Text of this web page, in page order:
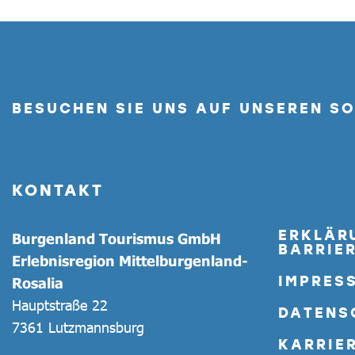
BESUCHEN SIE UNS AUF UNSEREN
KONTAKT
Burgenland Tourismus GmbH
Erlebnisregion Mittelburgenland-
Rosalia
Hauptstraße 22
7361 Lutzmannsburg